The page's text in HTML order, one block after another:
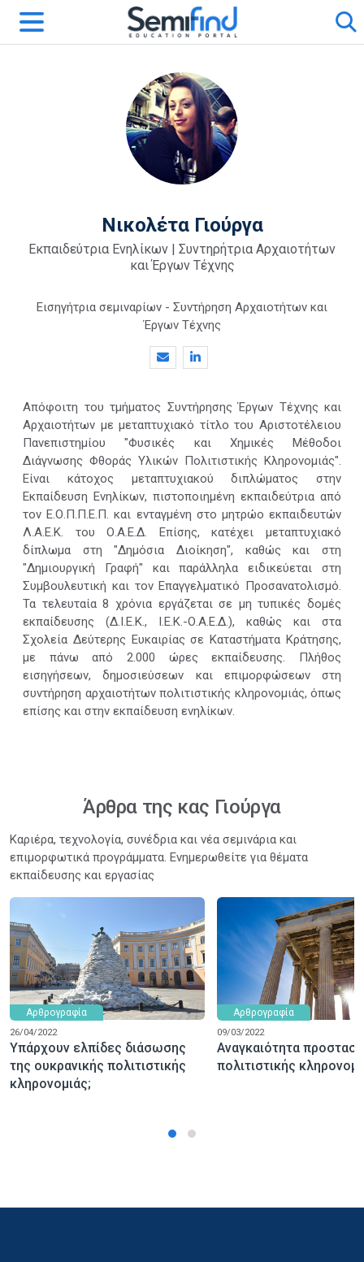
Νικολέτα Γιούργα
Εκπαιδεύτρια Ενηλίκων | Συντηρήτρια Αρχαιοτήτων
και Έργων Τέχνης
Εισηγήτρια σεμιναρίων - Συντήρηση Αρχαιοτήτων και
Έργων Τέχνης
Απόφοιτη του τμήματος Συντήρησης Έργων Τέχνης και
Αρχαιοτήτων με μεταπτυχιακό τίτλο του Αριστοτέλειου
Πανεπιστημίου "Φυσικές και Χημικές Μέθοδοι
Διάγνωσης Φθοράς Υλικών Πολιτιστικής Κληρονομιάς".
Είναι κάτοχος μεταπτυχιακού διπλώματος στην
Εκπαίδευση Ενηλίκων, πιστοποιημένη εκπαιδεύτρια από
τον Ε.Ο.Π.Π.Ε.Π. και ενταγμένη στο μητρώο εκπαιδευτών
Λ.Α.Ε.Κ. του Ο.Α.Ε.Δ. Επίσης, κατέχει μεταπτυχιακό
δίπλωμα στη "Δημόσια Διοίκηση", καθώς και στη
"Δημιουργική Γραφή" και παράλληλα ειδικεύεται στη
Συμβουλευτική και τον Επαγγελματικό Προσανατολισμό.
Τα τελευταία 8 χρόνια εργάζεται σε μη τυπικές δομές
εκπαίδευσης (Δ.Ι.Ε.Κ., Ι.Ε.Κ.-Ο.Α.Ε.Δ.), καθώς και στα
Σχολεία Δεύτερης Ευκαιρίας σε Καταστήματα Κράτησης,
με πάνω από 2.000 ώρες εκπαίδευσης. Πλήθος
εισηγήσεων, δημοσιεύσεων και επιμορφώσεων στη
συντήρηση αρχαιοτήτων πολιτιστικής κληρονομιάς, όπως
επίσης και στην εκπαίδευση ενηλίκων.
Άρθρα της κας Γιούργα
Καριέρα, τεχνολογία, συνέδρια και νέα σεμινάρια και
επιμορφωτικά προγράμματα. Ενημερωθείτε για θέματα
εκπαίδευσης και εργασίας
Αρθρογραφία
26/04/2022
Υπάρχουν ελπίδες διάσωσης
της ουκρανικής πολιτιστικής
κληρονομιάς;
Αρθρογραφία
09/03/2022
Αναγκαιότητα
πολιτιστικής